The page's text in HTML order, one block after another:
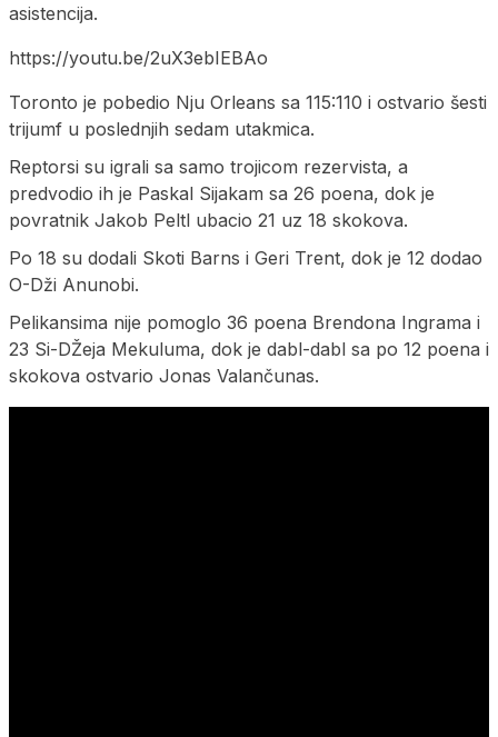
asistencija.
https://youtu.be/2uX3ebIEBAo
Toronto je pobedio Nju Orleans sa 115:110 i ostvario šesti
trijumf u poslednjih sedam utakmica.
Reptorsi su igrali sa samo trojicom rezervista, a
predvodio ih je Paskal Sijakam sa 26 poena, dok je
povratnik Jakob Peltl ubacio 21 uz 18 skokova.
Po 18 su dodali Skoti Barns i Geri Trent, dok je 12 dodao
O-Dži Anunobi.
Pelikansima nije pomoglo 36 poena Brendona Ingrama i
23 Si-DŽeja Mekuluma, dok je dabl-dabl sa po 12 poena i
skokova ostvario Jonas Valančunas.